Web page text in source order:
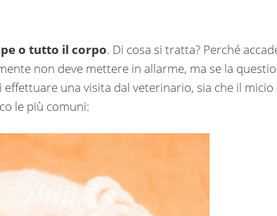
o tutto il corpo. Di cosa si tratta? Perché
non deve mettere in allarme, ma se la
una visita dal veterinario, sia che il micio
le più comuni: